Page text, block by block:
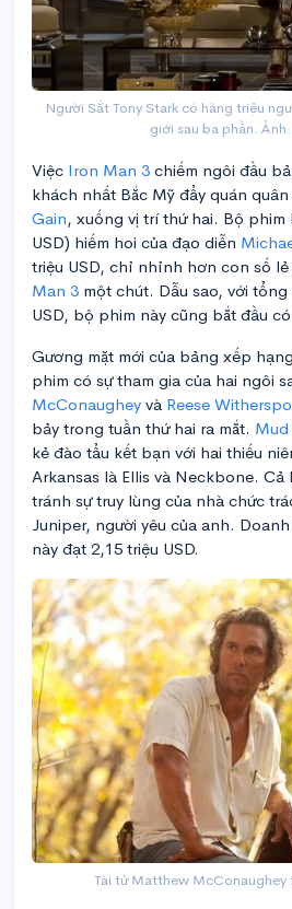
Người Sắt Tony Stark có hàng triệu
giới sau ba phần.
Việc Iron Man 3 chiếm ngôi đầu
khách nhất Bắc Mỹ đẩy quán
Gain, xuống vị trí thứ hai. Bộ
USD) hiếm hoi của đạo diễn
triệu USD, chỉ nhỉnh hơn con số
Man 3 một chút. Dẫu sao, với
USD, bộ phim này cũng bắt đầu
Gương mặt mới của bảng xếp
phim có sự tham gia của hai ngôi
McConaughey và Reese
bảy trong tuần thứ hai ra mắt. Mud
kẻ đào tẩu kết bạn với hai thiếu
Arkansas là Ellis và Neckbone.
tránh sự truy lùng của nhà chức
Juniper, người yêu của anh.
này đạt 2,15 triệu USD.
Tài tử Matthew